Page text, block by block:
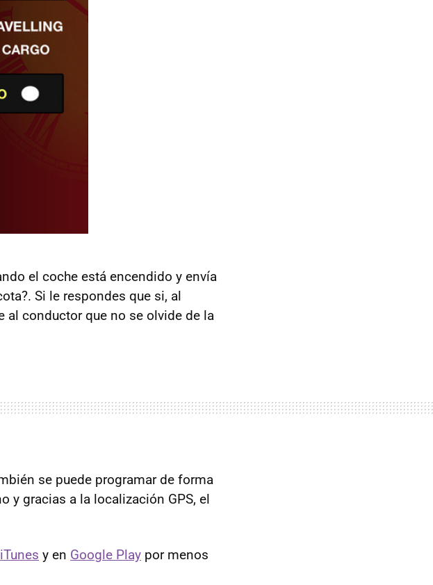
el coche está encendido y envía
Si le respondes que si, al
al conductor que no se olvide de la
se puede programar de forma
y gracias a la localización GPS, el
iTunes y en Google Play por menos